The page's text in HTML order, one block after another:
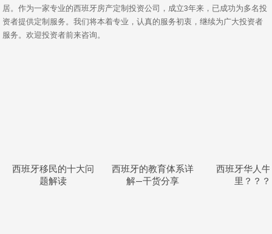
居。作为一家专业的西班牙房产定制投资公司，成立3年来，已成功为多名投
资者提供定制服务。我们将本着专业，认真的服务初衷，继续为广大投资者
服务。欢迎投资者前来咨询。
西班牙移民的十大问
题解读
西班牙的教育体系详
解—干货分享
西班牙华人
里？？？